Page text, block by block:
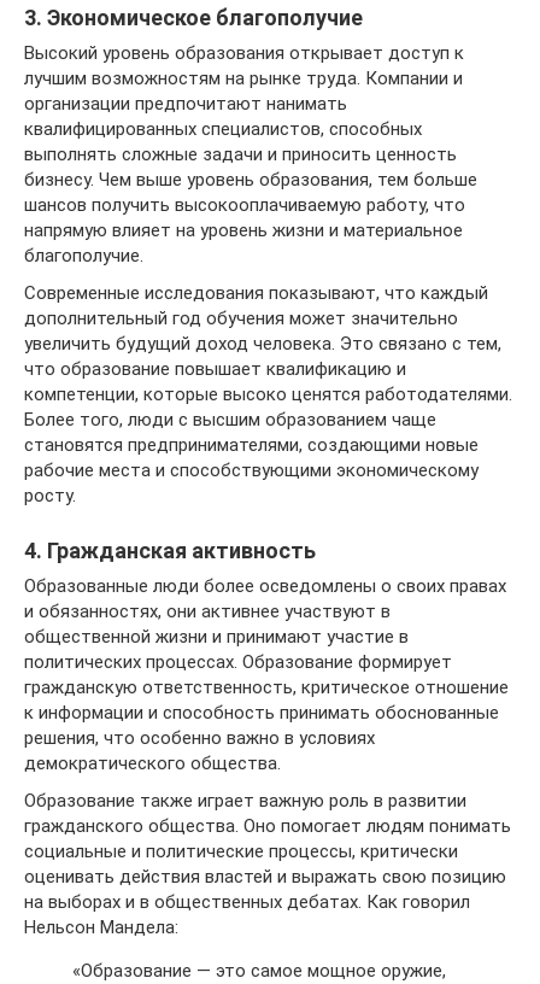
3. Экономическое благополучие
Высокий уровень образования открывает доступ к
лучшим возможностям на рынке труда. Компании и
организации предпочитают нанимать
квалифицированных специалистов, способных
выполнять сложные задачи и приносить ценность
бизнесу. Чем выше уровень образования, тем больше
шансов получить высокооплачиваемую работу, что
напрямую влияет на уровень жизни и материальное
благополучие.
Современные исследования показывают, что каждый
дополнительный год обучения может значительно
увеличить будущий доход человека. Это связано с тем,
что образование повышает квалификацию и
компетенции, которые высоко ценятся работодателями.
Более того, люди с высшим образованием чаще
становятся предпринимателями, создающими новые
рабочие места и способствующими экономическому
росту.
4. Гражданская активность
Образованные люди более осведомлены о своих правах
и обязанностях, они активнее участвуют в
общественной жизни и принимают участие в
политических процессах. Образование формирует
гражданскую ответственность, критическое отношение
к информации и способность принимать обоснованные
решения, что особенно важно в условиях
демократического общества.
Образование также играет важную роль в развитии
гражданского общества. Оно помогает людям понимать
социальные и политические процессы, критически
оценивать действия властей и выражать свою позицию
на выборах и в общественных дебатах. Как говорил
Нельсон Мандела:
«Образование — это самое мощное оружие,